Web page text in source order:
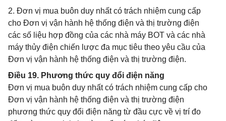
2. Đơn vị mua buôn duy nhất có trách nhiệm cung cấp
cho Đơn vị vận hành hệ thống điện và thị trường điện
các số liệu hợp đồng của các nhà máy BOT và các nhà
máy thủy điện chiến lược đa mục tiêu theo yêu cầu của
Đơn vị vận hành hệ thống điện và thị trường điện.
Điều 19. Phương thức quy đổi điện năng
Đơn vị mua buôn duy nhất có trách nhiệm cung cấp cho
Đơn vị vận hành hệ thống điện và thị trường điện
phương thức quy đổi điện năng từ đầu cực về vị trí đo